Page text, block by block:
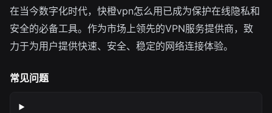
在当今数字化时代，快橙vpn怎么用已成为保护在线隐私和
安全的必备工具。作为市场上领先的VPN服务提供商，致
力于为用户提供快速、安全、稳定的网络连接体验。
常见问题